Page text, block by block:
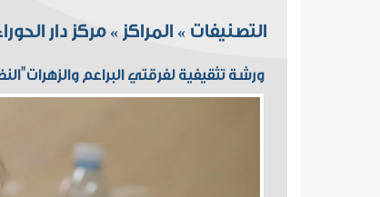
التصنيفات » المراكز » مركز دار
ورشة تثقيفية لفرقتي البراعم